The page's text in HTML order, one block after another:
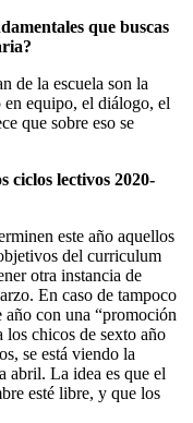
que buscas
de la escuela son la
equipo, el diálogo, el
que sobre eso se
ciclos lectivos 2020-
este año aquellos
del curriculum
otra instancia de
En caso de tampoco
año con una “promoción
los chicos de sexto año
se está viendo la
abril. La idea es que el
esté libre, y que los